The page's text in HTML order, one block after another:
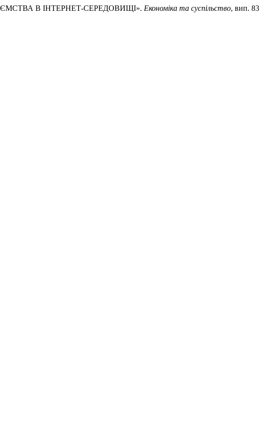
В ІНТЕРНЕТ-СЕРЕДОВИЩІ». Економіка та суспільство, вип. 83